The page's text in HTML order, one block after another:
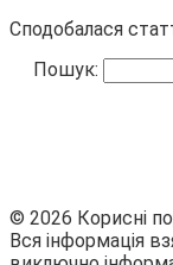
Сподобалася
Пошук:
© 2026 Корисні
Вся інформація